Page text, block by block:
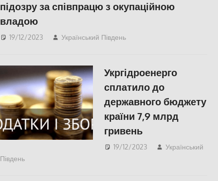
підозру за співпрацю з окупаційною
владою
19/12/2023 Український Південь
Укргідроенерго
сплатило до
державного бюджету
країни 7,9 млрд
гривень
19/12/2023
Український
Південь